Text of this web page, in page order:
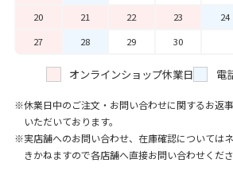
20
21 22 23 24
27
28 29 30
オンラインショップ休業日 電
休業日中のご注文・お問い合わせに関するお返
いただいております。
実店舗へのお問い合わせ、在庫確認については
きかねますので各店舗へ直接お問い合わせくださ